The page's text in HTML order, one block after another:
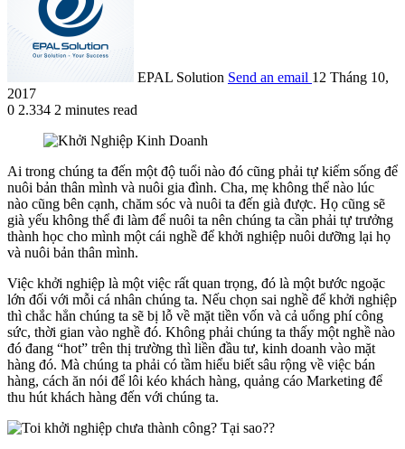
EPAL Solution Send an email 12 Tháng 10,
2017
0 2.334 2 minutes read
Ai trong chúng ta đến một độ tuổi nào đó cũng phải tự kiếm sống để
nuôi bản thân mình và nuôi gia đình. Cha, mẹ không thể nào lúc
nào cũng bên cạnh, chăm sóc và nuôi ta đến già được. Họ cũng sẽ
già yếu không thể đi làm để nuôi ta nên chúng ta cần phải tự trưởng
thành học cho mình một cái nghề để khởi nghiệp nuôi dưỡng lại họ
và nuôi bản thân mình.
Việc khởi nghiệp là một việc rất quan trọng, đó là một bước ngoặc
lớn đối với mỗi cá nhân chúng ta. Nếu chọn sai nghề để khởi nghiệp
thì chắc hẳn chúng ta sẽ bị lỗ về mặt tiền vốn và cả uổng phí công
sức, thời gian vào nghề đó. Không phải chúng ta thấy một nghề nào
đó đang “hot” trên thị trường thì liền đầu tư, kinh doanh vào mặt
hàng đó. Mà chúng ta phải có tầm hiểu biết sâu rộng về việc bán
hàng, cách ăn nói để lôi kéo khách hàng, quảng cáo Marketing để
thu hút khách hàng đến với chúng ta.